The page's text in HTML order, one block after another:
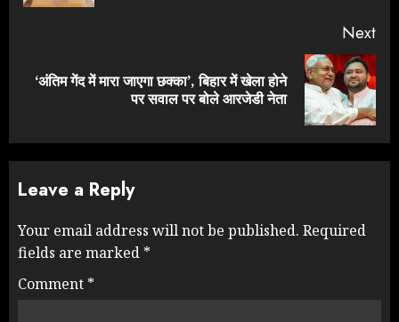
Next
Next
‘अंतिम गेंद में मारा जाएगा छक्का’, बिहार में खेला होने
पर सवाल पर बोले आरजेडी नेता
Leave a Reply
Your email address will not be published. Required
fields are marked *
Comment *